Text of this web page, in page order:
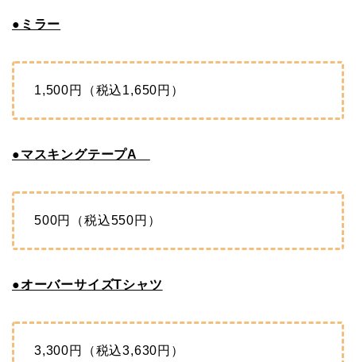
●ミラー
1,500円（税込1,650円）
●マスキングテープA
500円（税込550円）
●オーバーサイズTシャツ
3,300円（税込3,630円）